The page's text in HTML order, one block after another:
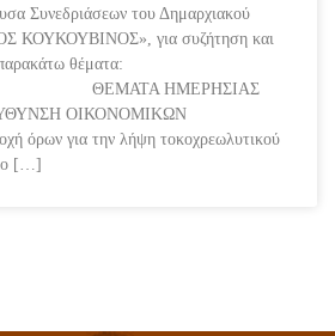
Συνεδριάσεων του Δημαρχιακού
ΚΟΥΚΟΥΒΙΝΟΣ», για συζήτηση και
θέματα:
ΗΜΕΡΗΣΙΑΣ
ΟΙΚΟΝΟΜΙΚΩΝ
για την λήψη τοκοχρεωλυτικού
[…]